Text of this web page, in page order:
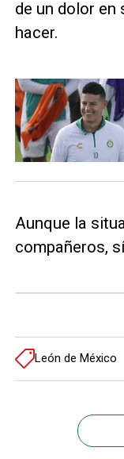
de un dolor en
hacer.
Aunque la
compañeros,
León de México